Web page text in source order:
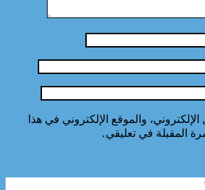
والموقع الإلكتروني في هذا
المقبلة في تعليقي.